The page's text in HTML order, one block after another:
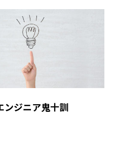
ンジニア鬼十訓